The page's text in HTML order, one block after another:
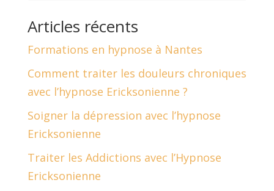
Articles récents
Formations en hypnose à Nantes
Comment traiter les douleurs chroniques
avec l’hypnose Ericksonienne ?
Soigner la dépression avec l’hypnose
Ericksonienne
Traiter les Addictions avec l’Hypnose
Ericksonienne